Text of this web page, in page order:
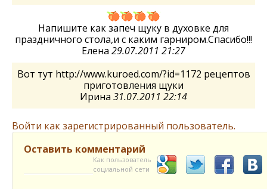
Напишите как запеч щуку в духовке для
праздничного стола,и с каким гарниром.Спасибо!!!
Елена 29.07.2011 21:27
Вот тут http://www.kuroed.com/?id=1172 рецептов
приготовления щуки
Ирина 31.07.2011 22:14
Войти как зарегистрированный пользователь.
Оставить комментарий
Как пользователь
социальной сети